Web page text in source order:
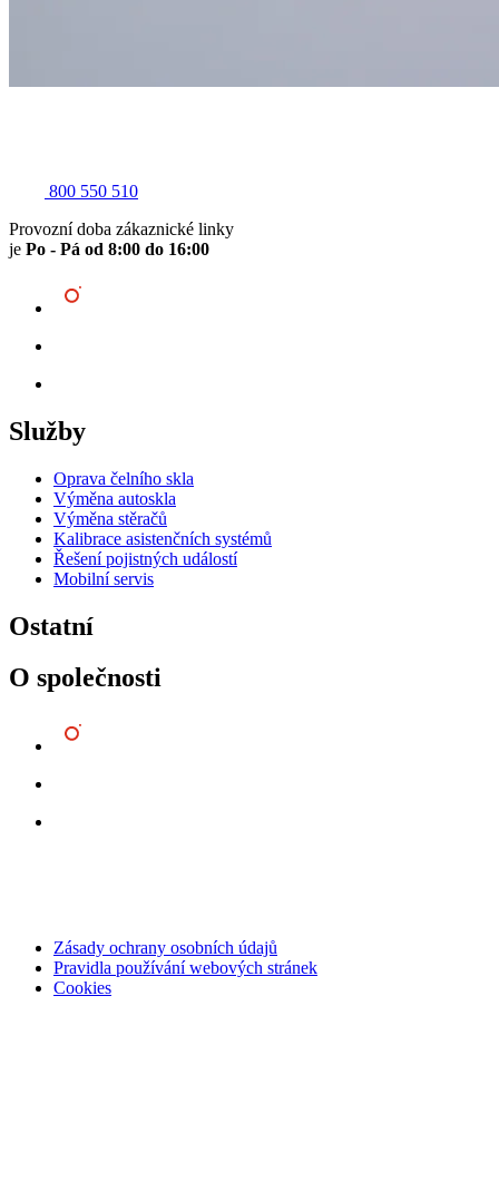
800 550 510
Provozní doba zákaznické linky
je Po - Pá od 8:00 do 16:00
Služby
Oprava čelního skla
Výměna autoskla
Výměna stěračů
Kalibrace asistenčních systémů
Řešení pojistných událostí
Mobilní servis
Ostatní
O společnosti
Zásady ochrany osobních údajů
Pravidla používání webových stránek
Cookies